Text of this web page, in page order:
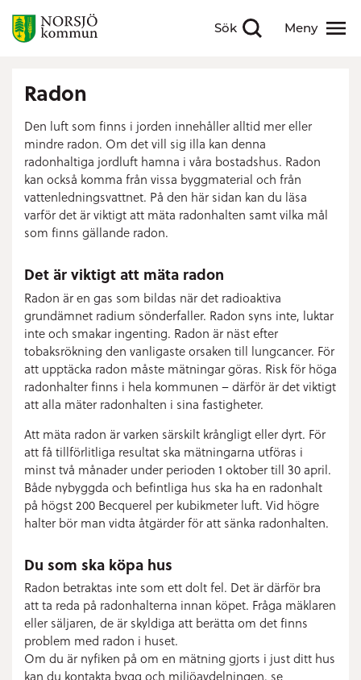
Sök
Visa sökfält Meny
Visa meny
Radon
Den luft som finns i jorden innehåller alltid mer eller
mindre radon. Om det vill sig illa kan denna
radonhaltiga jordluft hamna i våra bostadshus. Radon
kan också komma från vissa byggmaterial och från
vattenledningsvattnet. På den här sidan kan du läsa
varför det är viktigt att mäta radonhalten samt vilka mål
som finns gällande radon.
Det är viktigt att mäta radon
Radon är en gas som bildas när det radioaktiva
grundämnet radium sönderfaller. Radon syns inte, luktar
inte och smakar ingenting. Radon är näst efter
tobaksrökning den vanligaste orsaken till lungcancer. För
att upptäcka radon måste mätningar göras. Risk för höga
radonhalter finns i hela kommunen – därför är det viktigt
att alla mäter radonhalten i sina fastigheter.
Att mäta radon är varken särskilt krångligt eller dyrt. För
att få tillförlitliga resultat ska mätningarna utföras i
minst två månader under perioden 1 oktober till 30 april.
Både nybyggda och befintliga hus ska ha en radonhalt
på högst 200 Becquerel per kubikmeter luft. Vid högre
halter bör man vidta åtgärder för att sänka radonhalten.
Du som ska köpa hus
Radon betraktas inte som ett dolt fel. Det är därför bra
att ta reda på radonhalterna innan köpet. Fråga mäklaren
eller säljaren, de är skyldiga att berätta om det finns
problem med radon i huset.
Om du är nyfiken på om en mätning gjorts i just ditt hus
kan du kontakta bygg och miljöavdelningen, se